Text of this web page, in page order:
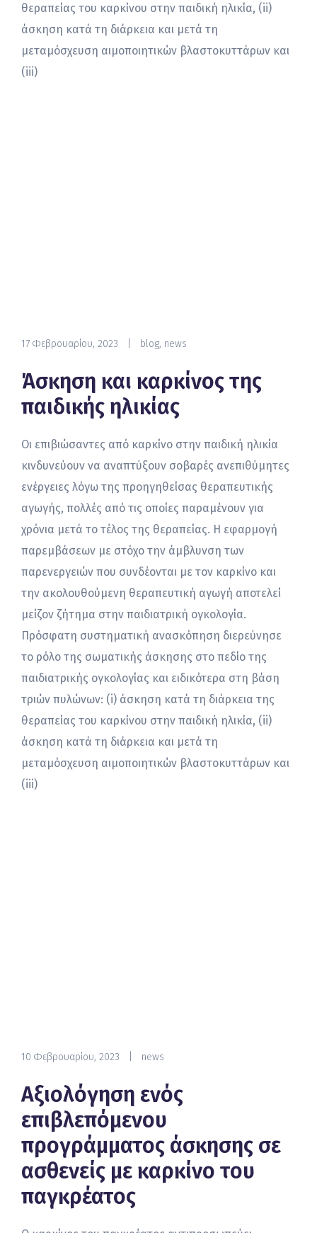
θεραπείας του καρκίνου στην παιδική ηλικία, (ii)
άσκηση κατά τη διάρκεια και μετά τη
μεταμόσχευση αιμοποιητικών βλαστoκυττάρων και
(iii)
17 Φεβρουαρίου, 2023 blog, news
Άσκηση και καρκίνος της
παιδικής ηλικίας
Οι επιβιώσαντες από καρκίνο στην παιδική ηλικία
κινδυνεύουν να αναπτύξουν σοβαρές ανεπιθύμητες
ενέργειες λόγω της προηγηθείσας θεραπευτικής
αγωγής, πολλές από τις οποίες παραμένουν για
χρόνια μετά το τέλος της θεραπείας. Η εφαρμογή
παρεμβάσεων με στόχο την άμβλυνση των
παρενεργειών που συνδέονται με τον καρκίνο και
την ακολουθούμενη θεραπευτική αγωγή αποτελεί
μείζον ζήτημα στην παιδιατρική ογκολογία.
Πρόσφατη συστηματική ανασκόπηση διερεύνησε
το ρόλο της σωματικής άσκησης στο πεδίο της
παιδιατρικής ογκολογίας και ειδικότερα στη βάση
τριών πυλώνων: (i) άσκηση κατά τη διάρκεια της
θεραπείας του καρκίνου στην παιδική ηλικία, (ii)
άσκηση κατά τη διάρκεια και μετά τη
μεταμόσχευση αιμοποιητικών βλαστoκυττάρων και
(iii)
10 Φεβρουαρίου, 2023 news
Αξιολόγηση ενός
επιβλεπόμενου
προγράμματος άσκησης σε
ασθενείς με καρκίνο του
παγκρέατος